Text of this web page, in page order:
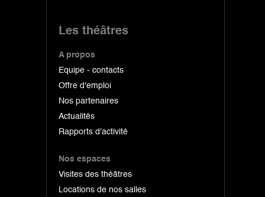
Les théâtres
A propos
Equipe - contacts
Offre d'emploi
Nos partenaires
Actualités
Rapports d'activité
Nos espaces
Visites des théâtres
Locations de nos salles